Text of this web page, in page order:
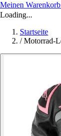
Meinen
Loading...
Startseite
/ Motorrad-